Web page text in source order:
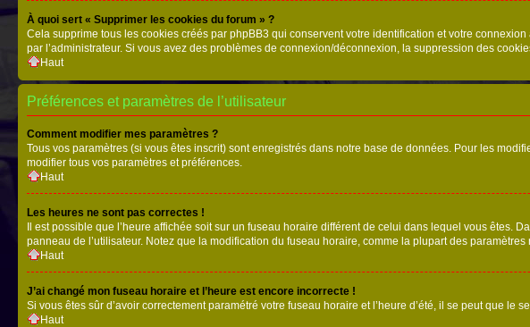
À quoi sert « Supprimer les cookies du forum » ?
Cela supprime tous les cookies créés par phpBB3 qui conservent votre identification et votre
par l’administrateur. Si vous avez des problèmes de connexion/déconnexion, la suppression des
Haut
Préférences et paramètres de l’utilisateur
Comment modifier mes paramètres ?
Tous vos paramètres (si vous êtes inscrit) sont enregistrés dans notre base de données. Pour les
modifier tous vos paramètres et préférences.
Haut
Les heures ne sont pas correctes !
Il est possible que l’heure affichée soit sur un fuseau horaire différent de celui dans lequel vous êtes.
panneau de l’utilisateur. Notez que la modification du fuseau horaire, comme la plupart des
Haut
J’ai changé mon fuseau horaire et l’heure est encore incorrecte !
Si vous êtes sûr d’avoir correctement paramétré votre fuseau horaire et l’heure d’été, il se peut que le
Haut